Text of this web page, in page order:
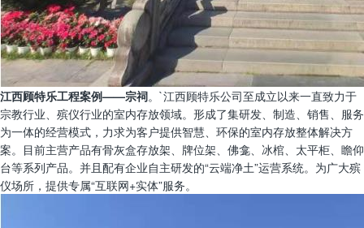
江西顾特乐工程案例——宗祠。`江西顾特乐公司至成立以来一直致力于
宗教行业、殡仪行业的室内存放领域。形成了集研发、制造、销售、服务
为一体的经营模式，力求为客户提供智慧、环保的室内存放整体解决方
案。目前主营产品有骨灰盒存放架、牌位架、佛龛、冰棺、太平柜、瞻仰
台等系列产品。并且配有企业自主研发的“云端净土”运营系统。为广大殡
仪场所，提供专属“互联网+实体”服务。